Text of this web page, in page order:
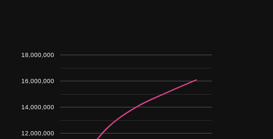
12,000,000
14,000,000
16,000,000
18,000,000